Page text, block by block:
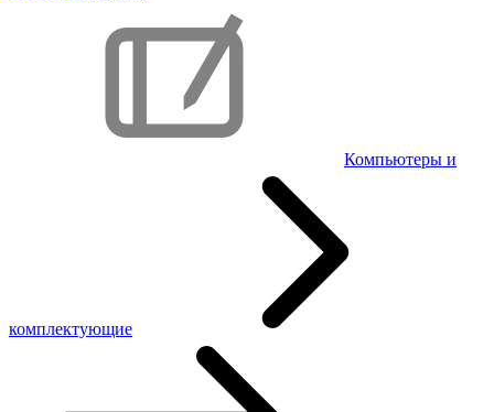
Компьютеры и
комплектующие